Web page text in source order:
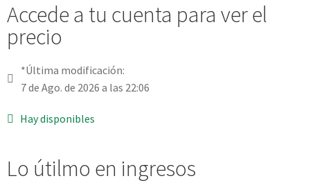
Accede a tu cuenta para ver el
precio
*Última modificación:
7 de Ago. de 2026 a las 22:06
Hay disponibles
Lo útilmo en ingresos